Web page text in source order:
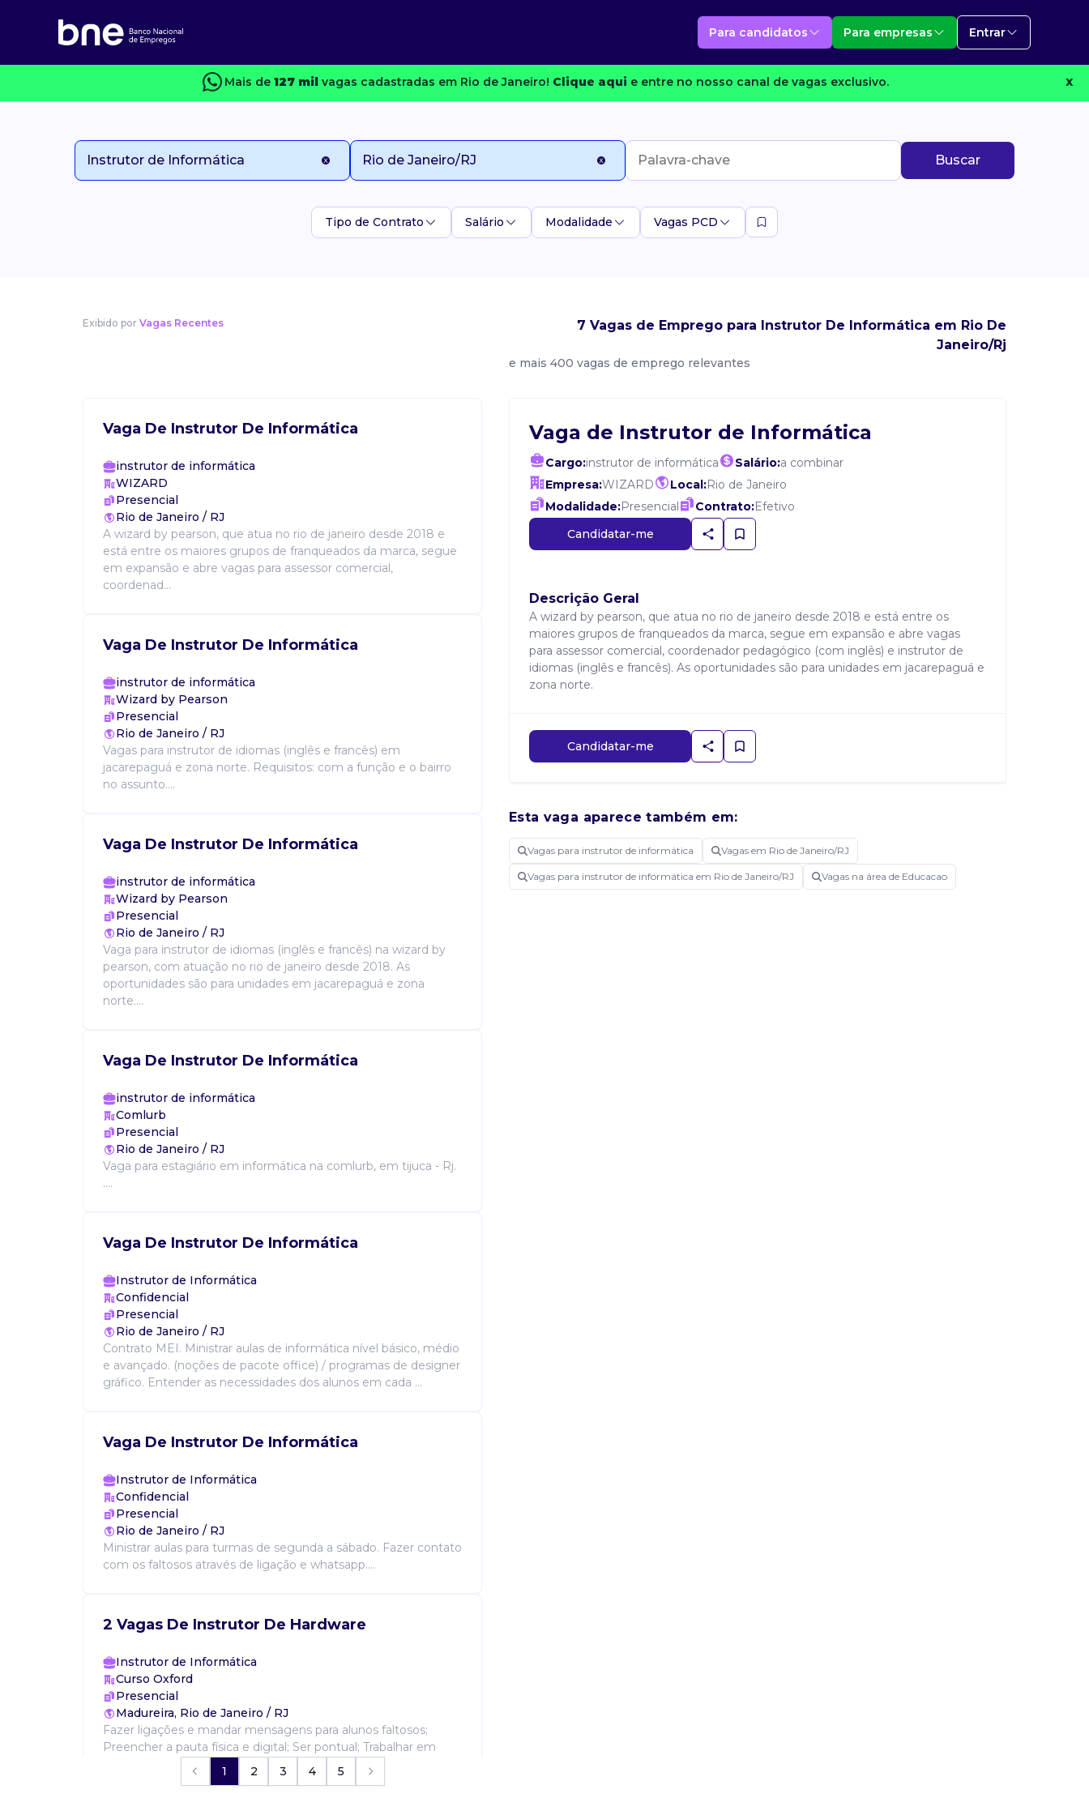
Para candidatos Para empresas Entrar
Mais de 127 mil vagas cadastradas em Rio de Janeiro! Clique aqui e entre no nosso canal de vagas exclusivo. X
Buscar
Tipo de Contrato Salário Modalidade Vagas PCD
Exibido por Vagas Recentes
7 Vagas de Emprego para Instrutor De Informática em Rio De
Janeiro/Rj
e mais 400 vagas de emprego relevantes
Vaga De Instrutor De Informática
instrutor de informática
WIZARD
Presencial
Rio de Janeiro / RJ
A wizard by pearson, que atua no rio de janeiro desde 2018 e
está entre os maiores grupos de franqueados da marca, segue
em expansão e abre vagas para assessor comercial,
coordenad...
Vaga De Instrutor De Informática
instrutor de informática
Wizard by Pearson
Presencial
Rio de Janeiro / RJ
Vagas para instrutor de idiomas (inglês e francês) em
jacarepaguá e zona norte. Requisitos: com a função e o bairro
no assunto....
Vaga De Instrutor De Informática
instrutor de informática
Wizard by Pearson
Presencial
Rio de Janeiro / RJ
Vaga para instrutor de idiomas (inglês e francês) na wizard by
pearson, com atuação no rio de janeiro desde 2018. As
oportunidades são para unidades em jacarepaguá e zona
norte....
Vaga De Instrutor De Informática
instrutor de informática
Comlurb
Presencial
Rio de Janeiro / RJ
Vaga para estagiário em informática na comlurb, em tijuca - Rj.
....
Vaga De Instrutor De Informática
Instrutor de Informática
Confidencial
Presencial
Rio de Janeiro / RJ
Contrato MEI. Ministrar aulas de informática nível básico, médio
e avançado. (noções de pacote office) / programas de designer
gráfico. Entender as necessidades dos alunos em cada ...
Vaga De Instrutor De Informática
Instrutor de Informática
Confidencial
Presencial
Rio de Janeiro / RJ
Ministrar aulas para turmas de segunda a sábado. Fazer contato
com os faltosos através de ligação e whatsapp....
2 Vagas De Instrutor De Hardware
Instrutor de Informática
Curso Oxford
Presencial
Madureira, Rio de Janeiro / RJ
Fazer ligações e mandar mensagens para alunos faltosos;
Preencher a pauta física e digital; Ser pontual; Trabalhar em
equipe; Estar disposto para aprender algumas matérias que
1 2 3 4 5
Vaga de Instrutor de Informática
Cargo:instrutor de informática Salário:a combinar
Empresa:WIZARD Local:Rio de Janeiro
Modalidade:Presencial Contrato:Efetivo
Candidatar-me
Descrição Geral
A wizard by pearson, que atua no rio de janeiro desde 2018 e está entre os
maiores grupos de franqueados da marca, segue em expansão e abre vagas
para assessor comercial, coordenador pedagógico (com inglês) e instrutor de
idiomas (inglês e francês). As oportunidades são para unidades em jacarepaguá e
zona norte.
Candidatar-me
Esta vaga aparece também em:
Vagas para instrutor de informática Vagas em Rio de Janeiro/RJ
Vagas para instrutor de informática em Rio de Janeiro/RJ Vagas na área de Educacao